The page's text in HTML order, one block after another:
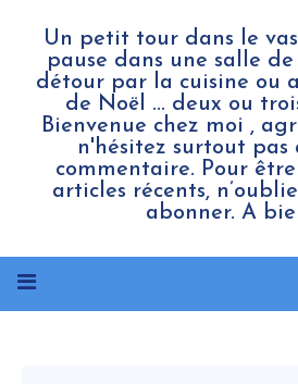
Un petit tour dans le
pause dans une salle de
détour par la cuisine ou
de Noël ... deux ou
Bienvenue chez moi ,
n'hésitez surtout pas
commentaire. Pour
articles récents,
abonner. A